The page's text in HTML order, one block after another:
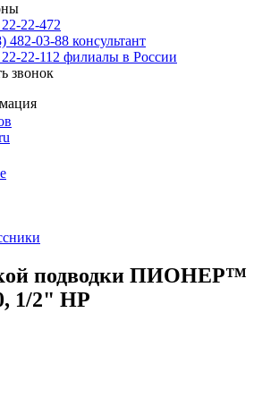
22-472
482-03-88 консультант
22-112 филиалы в России
звонок
подводки ПИОНЕР™
1/2" НР